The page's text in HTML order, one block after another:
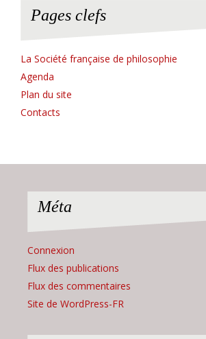
Pages clefs
La Société française de philosophie
Agenda
Plan du site
Contacts
Méta
Connexion
Flux des publications
Flux des commentaires
Site de WordPress-FR